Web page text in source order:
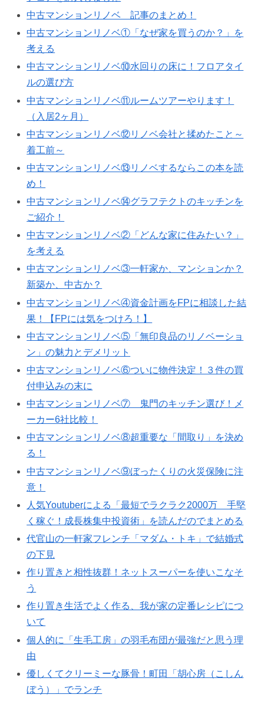
中古マンションリノベ 記事のまとめ！
中古マンションリノベ①「なぜ家を買うのか？」を
考える
中古マンションリノベ⑩水回りの床に！フロアタイ
ルの選び方
中古マンションリノベ⑪ルームツアーやります！
（入居2ヶ月）
中古マンションリノベ⑫リノベ会社と揉めたこと～
着工前～
中古マンションリノベ⑬リノベするならこの本を読
め！
中古マンションリノベ⑭グラフテクトのキッチンを
ご紹介！
中古マンションリノベ②「どんな家に住みたい？」
を考える
中古マンションリノベ③一軒家か、マンションか？
新築か、中古か？
中古マンションリノベ④資金計画をFPに相談した結
果！【FPには気をつけろ！】
中古マンションリノベ⑤「無印良品のリノベーショ
ン」の魅力とデメリット
中古マンションリノベ⑥ついに物件決定！３件の買
付申込みの末に
中古マンションリノベ⑦ 鬼門のキッチン選び！メ
ーカー6社比較！
中古マンションリノベ⑧超重要な「間取り」を決め
る！
中古マンションリノベ⑨ぼったくりの火災保険に注
意！
人気Youtuberによる「最短でラクラク2000万 手堅
く稼ぐ！成長株集中投資術」を読んだのでまとめる
代官山の一軒家フレンチ「マダム・トキ」で結婚式
の下見
作り置きと相性抜群！ネットスーパーを使いこなそ
う
作り置き生活でよく作る、我が家の定番レシピにつ
いて
個人的に「生毛工房」の羽毛布団が最強だと思う理
由
優しくてクリーミーな豚骨！町田「胡心房（こしん
ぼう）」でランチ